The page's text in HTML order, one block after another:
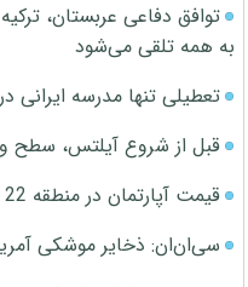
توافق دفاعی عربستان،
به همه تلقی می‌شود
تعطیلی تنها مدرسه ایرانی
قبل از شروع آیلتس، سطح
قیمت آپارتمان در منطقه 22 تهران چقدر است؟
سی‌ان‌ان: ذخایر موشکی